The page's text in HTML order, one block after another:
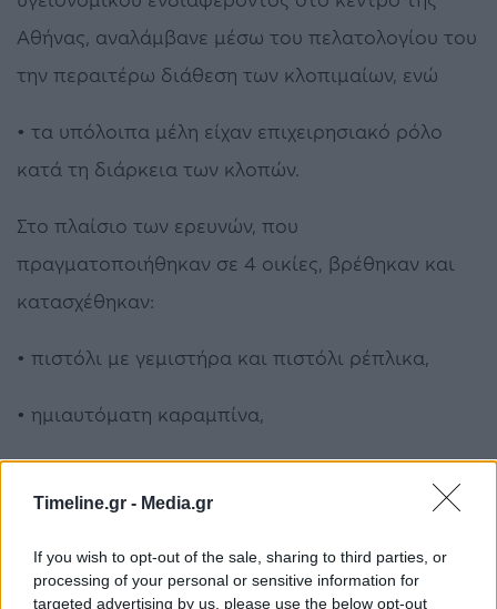
Timeline.gr - Media.gr
If you wish to opt-out of the sale, sharing to third parties, or
processing of your personal or sensitive information for
targeted advertising by us, please use the below opt-out
Αθήνας, αναλάμβανε μέσω του πελατολογίου του
την περαιτέρω διάθεση των κλοπιμαίων, ενώ
• τα υπόλοιπα μέλη είχαν επιχειρησιακό ρόλο
κατά τη διάρκεια των κλοπών.
Στο πλαίσιο των ερευνών, που
πραγματοποιήθηκαν σε 4 οικίες, βρέθηκαν και
κατασχέθηκαν:
• πιστόλι με γεμιστήρα και πιστόλι ρέπλικα,
• ημιαυτόματη καραμπίνα,
• ξιφίδιο, μαχαίρι και φυσίγγιο,
• 5 ηλεκτρικά ποδήλατα και ηλεκτρικό πατίνι,